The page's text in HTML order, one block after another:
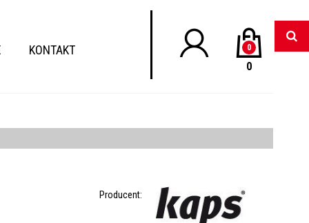
KONTAKT 0
0
Producent: